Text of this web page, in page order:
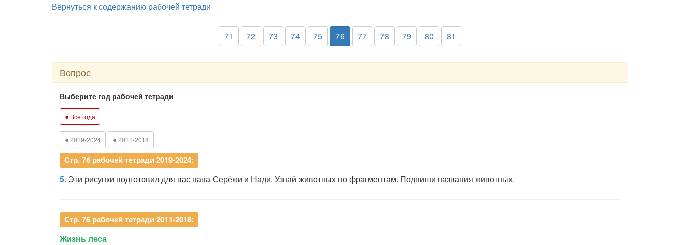
Вернуться к содержанию рабочей тетради
71 72 73 74 75 76 77 78 79 80 81
Вопрос
Выберите год рабочей тетради
● Все года
● 2019-2024 ● 2011-2018
Стр. 76 рабочей тетради 2019-2024:
5. Эти рисунки подготовил для вас папа Серёжи и Нади. Узнай животных по фрагментам. Подпиши названия животных.
Стр. 76 рабочей тетради 2011-2018:
Жизнь леса